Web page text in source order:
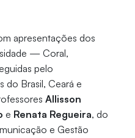
apresentações dos
— Coral,
pelo
do Brasil, Ceará e
Allisson
e Renata Regueira, do
e Gestão